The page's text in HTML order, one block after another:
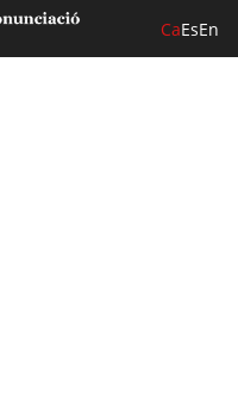
CaEsEn